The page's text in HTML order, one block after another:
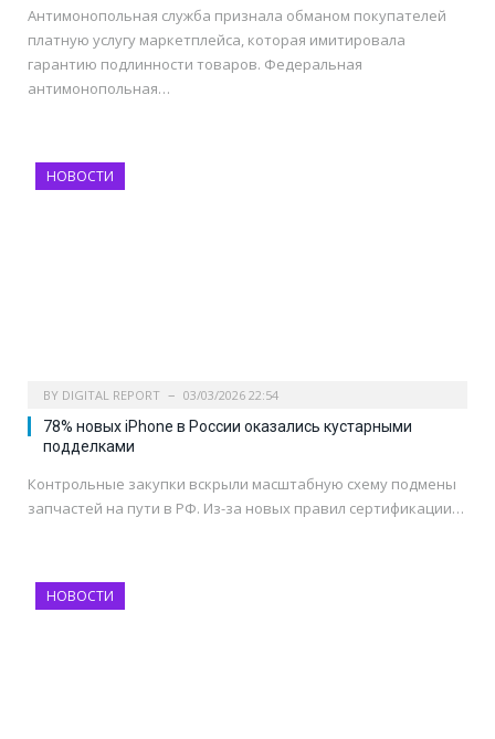
Антимонопольная служба признала обманом покупателей
платную услугу маркетплейса, которая имитировала
гарантию подлинности товаров. Федеральная
антимонопольная…
НОВОСТИ
BY DIGITAL REPORT 03/03/2026 22:54
78% новых iPhone в России оказались кустарными
подделками
Контрольные закупки вскрыли масштабную схему подмены
запчастей на пути в РФ. Из-за новых правил сертификации…
НОВОСТИ